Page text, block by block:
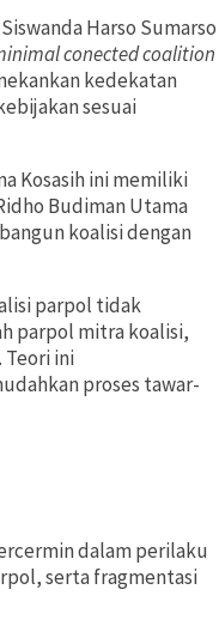
Harso Sumarso
conected coalition
kedekatan
sesuai
Kosasih ini memiliki
Budiman Utama
koalisi dengan
parpol tidak
parpol mitra koalisi,
. Teori ini
proses tawar-
dalam perilaku
serta fragmentasi